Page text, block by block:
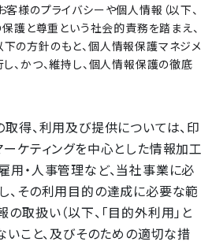
客様のプライバシーや個人情報（以下、
保護と尊重という社会的責務を踏まえ、
の方針のもと、個人情報保護マネジメ
、かつ、維持し、個人情報保護の徹底
得、利用及び提供については、印
ケティングを中心とした情報加工
用・人事管理など、当社事業に必
、その利用目的の達成に必要な範
取扱い（以下、「目的外利用」と
いこと、及びそのための適切な措